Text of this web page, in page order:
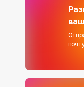
почту